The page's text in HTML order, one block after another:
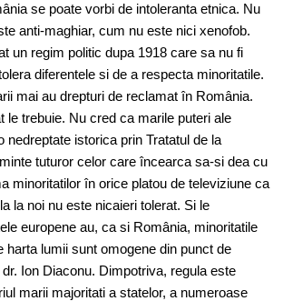
se poate vorbi de intoleranta etnica. Nu
anti-maghiar, cum nu este nici xenofob.
un regim politic dupa 1918 care sa nu fi
diferentele si de a respecta minoritatile.
mai au drepturi de reclamat în România.
le trebuie. Nu cred ca marile puteri ale
nedreptate istorica prin Tratatul de la
tuturor celor care încearca sa-si dea cu
minoritatilor în orice platou de televiziune ca
la noi nu este nicaieri tolerat. Si le
europene au, ca si România, minoritatile
harta lumii sunt omogene din punct de
Ion Diaconu. Dimpotriva, regula este
marii majoritati a statelor, a numeroase